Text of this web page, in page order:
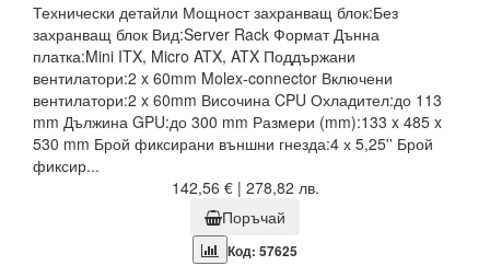
Технически детайли Мощност захранващ блок:Без
захранващ блок Вид:Server Rack Формат Дънна
платка:Mini ITX, Micro ATX, ATX Поддържани
вентилатори:2 x 60mm Molex-connector Включени
вентилатори:2 x 60mm Височина CPU Охладител:до 113
mm Дължина GPU:до 300 mm Размери (mm):133 x 485 x
530 mm Брой фиксирани външни гнезда:4 х 5,25'' Брой
фиксир...
142,56 € | 278,82 лв.
Поръчай
Код: 57625